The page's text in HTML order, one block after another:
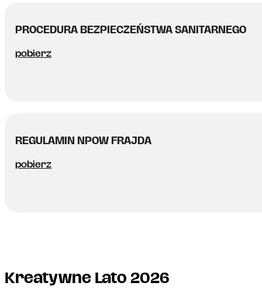
PROCEDURA BEZPIECZEŃSTWA SANITARNEGO
pobierz
REGULAMIN NPOW FRAJDA
pobierz
Kreatywne Lato 2026